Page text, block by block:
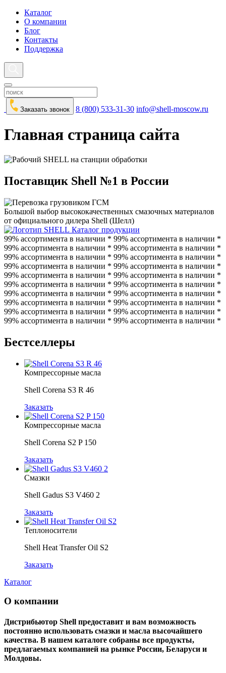
Каталог
О компании
Блог
Контакты
Поддержка
Заказать звонок 8 (800) 533-31-30 info@shell-moscow.ru
Главная страница сайта
Поставщик Shell №1 в России
Большой выбор высококачественных смазочных материалов
от официального дилера Shell (Шелл)
Каталог продукции
99% ассортимента в наличии * 99% ассортимента в наличии *
99% ассортимента в наличии * 99% ассортимента в наличии *
99% ассортимента в наличии * 99% ассортимента в наличии *
99% ассортимента в наличии * 99% ассортимента в наличии *
99% ассортимента в наличии * 99% ассортимента в наличии *
99% ассортимента в наличии * 99% ассортимента в наличии *
99% ассортимента в наличии * 99% ассортимента в наличии *
99% ассортимента в наличии * 99% ассортимента в наличии *
99% ассортимента в наличии * 99% ассортимента в наличии *
99% ассортимента в наличии * 99% ассортимента в наличии *
Бестселлеры
Компрессорные масла
Shell Corena S3 R 46
Заказать
Компрессорные масла
Shell Corena S2 P 150
Заказать
Смазки
Shell Gadus S3 V460 2
Заказать
Теплоносители
Shell Heat Transfer Oil S2
Заказать
Каталог
О компании
Дистрибьютор Shell предоставит и вам возможность
постоянно использовать смазки и масла высочайшего
качества. В нашем каталоге собраны все продукты,
предлагаемых компанией на рынке России, Беларуси и
Молдовы.